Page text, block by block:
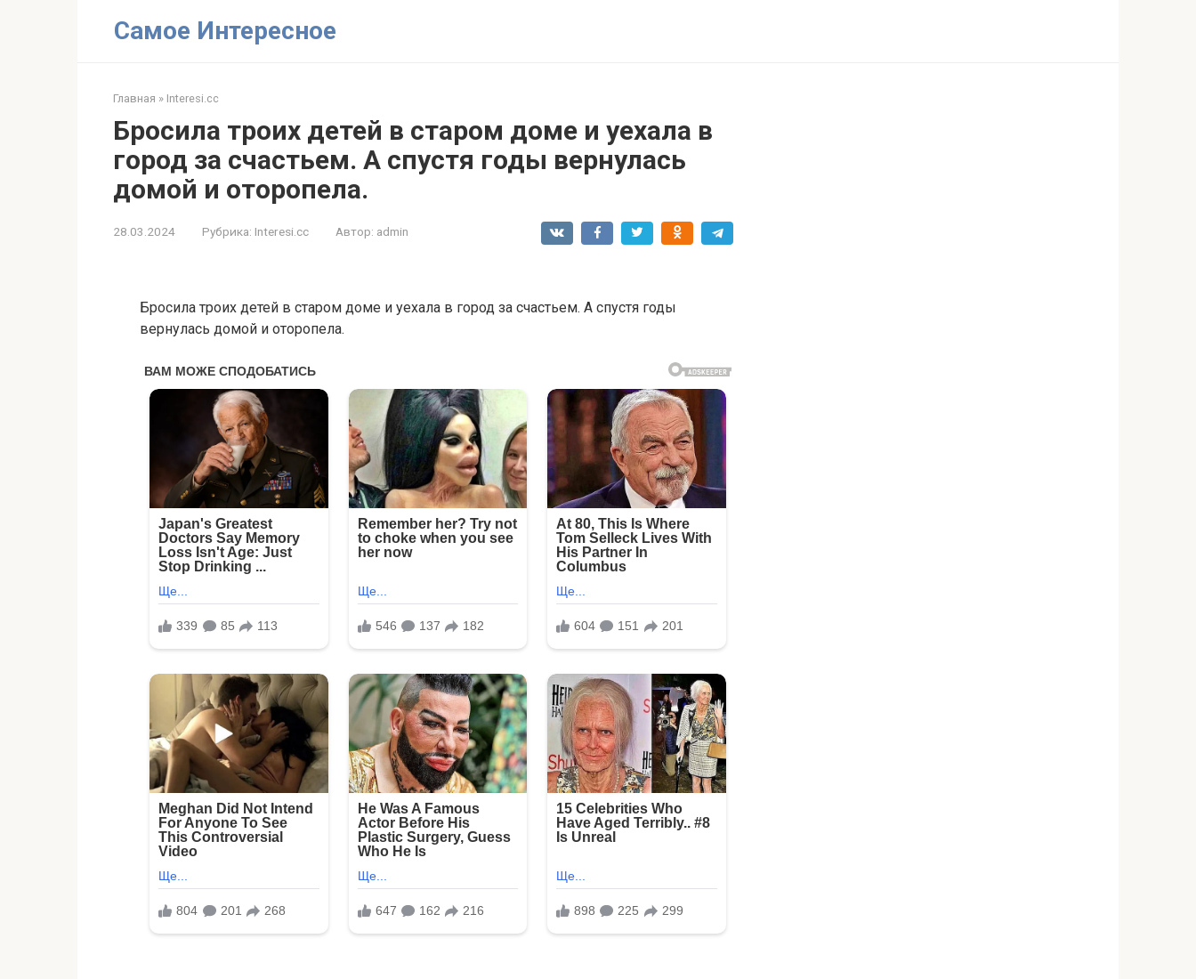
Самое Интересное
Главная » Interesi.cc
Бросила троих детей в старом доме и уехала в
город за счастьем. А спустя годы вернулась
домой и оторопела.
28.03.2024 Рубрика: Interesi.cc Автор: admin
Бросила троих детей в старом доме и уехала в город за счастьем. А спустя годы
вернулась домой и оторопела.